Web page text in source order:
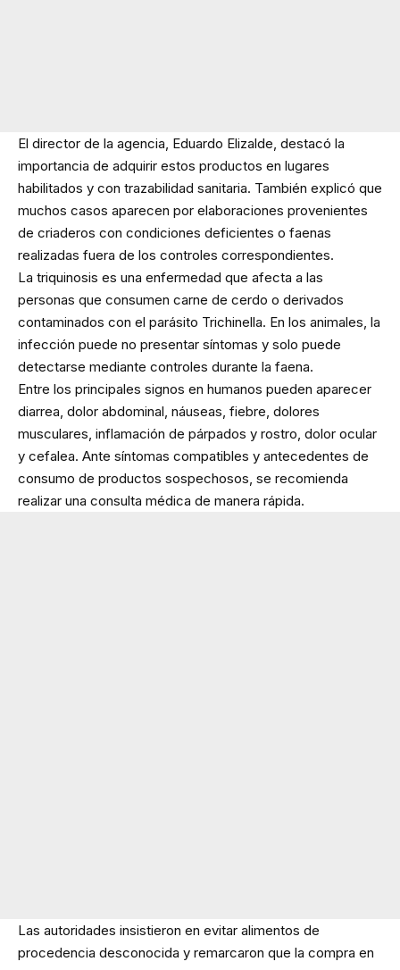
El director de la agencia, Eduardo Elizalde, destacó la
importancia de adquirir estos productos en lugares
habilitados y con trazabilidad sanitaria. También explicó que
muchos casos aparecen por elaboraciones provenientes
de criaderos con condiciones deficientes o faenas
realizadas fuera de los controles correspondientes.
La triquinosis es una enfermedad que afecta a las
personas que consumen carne de cerdo o derivados
contaminados con el parásito Trichinella. En los animales, la
infección puede no presentar síntomas y solo puede
detectarse mediante controles durante la faena.
Entre los principales signos en humanos pueden aparecer
diarrea, dolor abdominal, náuseas, fiebre, dolores
musculares, inflamación de párpados y rostro, dolor ocular
y cefalea. Ante síntomas compatibles y antecedentes de
consumo de productos sospechosos, se recomienda
realizar una consulta médica de manera rápida.
Las autoridades insistieron en evitar alimentos de
procedencia desconocida y remarcaron que la compra en